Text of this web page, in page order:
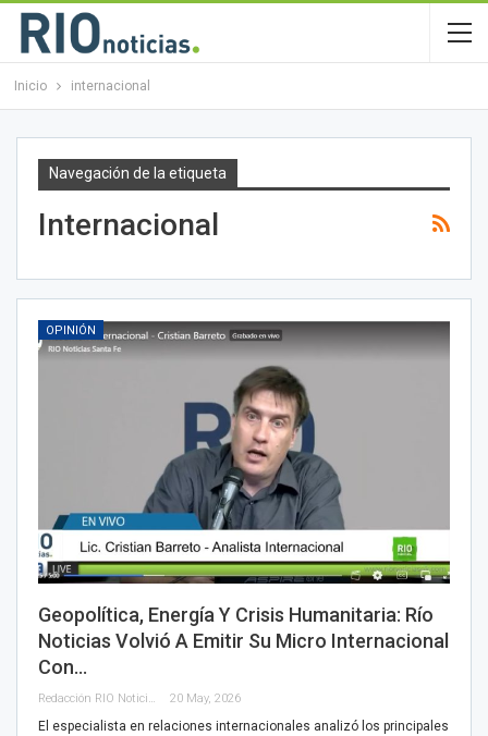
Inicio internacional
Navegación de la etiqueta
Internacional
OPINIÓN
Geopolítica, Energía Y Crisis Humanitaria: Río
Noticias Volvió A Emitir Su Micro Internacional
Con…
20 May, 2026
El especialista en relaciones internacionales analizó los principales